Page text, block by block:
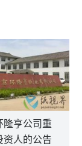
隆亨公司重
资人的公告